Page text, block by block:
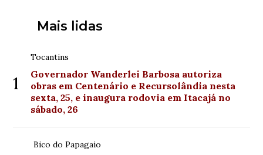
Mais lidas
1
Tocantins
Governador Wanderlei Barbosa autoriza
obras em Centenário e Recursolândia nesta
sexta, 25, e inaugura rodovia em Itacajá no
sábado, 26
Bico do Papagaio